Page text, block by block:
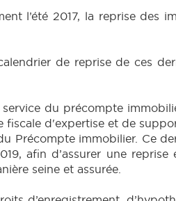
l’été 2017, la reprise des
de reprise de ces
service du précompte
d'expertise et de
Précompte immobilier. Ce
afin d’assurer une
seine et assurée.